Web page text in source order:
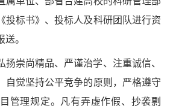
投标书》、投标人及科研团队进行资
。
扬崇尚精品、严谨治学、注重诚信、
自觉坚持公平竞争的原则，严格遵守
管理规定。凡有弄虚作假、抄袭剽